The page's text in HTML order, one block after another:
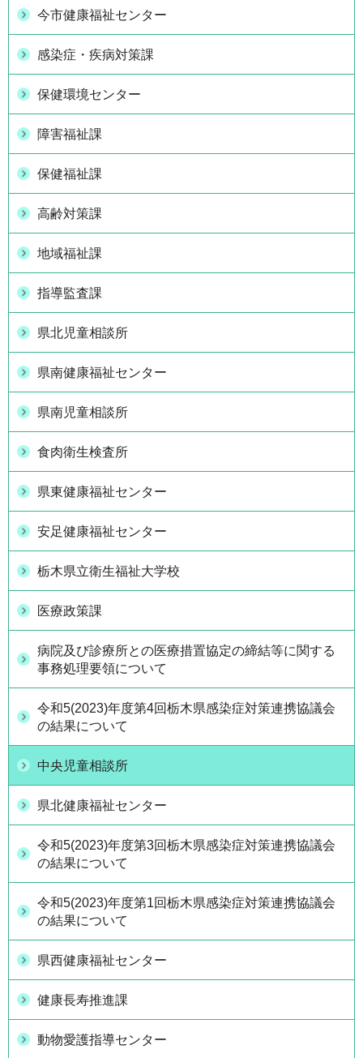
今市健康福祉センター
感染症・疾病対策課
保健環境センター
障害福祉課
保健福祉課
高齢対策課
地域福祉課
指導監査課
県北児童相談所
県南健康福祉センター
県南児童相談所
食肉衛生検査所
県東健康福祉センター
安足健康福祉センター
栃木県立衛生福祉大学校
医療政策課
病院及び診療所との医療措置協定の締結等に関する
事務処理要領について
令和5(2023)年度第4回栃木県感染症対策連携協議会
の結果について
中央児童相談所
県北健康福祉センター
令和5(2023)年度第3回栃木県感染症対策連携協議会
の結果について
令和5(2023)年度第1回栃木県感染症対策連携協議会
の結果について
県西健康福祉センター
健康長寿推進課
動物愛護指導センター